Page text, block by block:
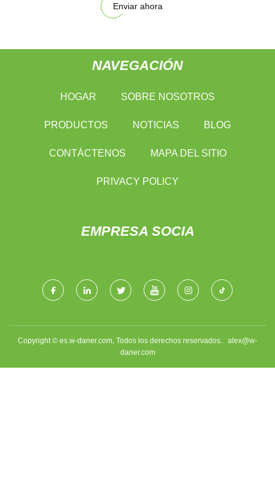
Enviar ahora
NAVEGACIÓN
HOGAR SOBRE NOSOTROS
PRODUCTOS NOTICIAS BLOG
CONTÁCTENOS MAPA DEL SITIO
PRIVACY POLICY
EMPRESA SOCIA
Copyright © es.w-daner.com, Todos los derechos reservados. alex@w-
daner.com